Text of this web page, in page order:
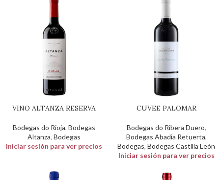
VINO ALTANZA RESERVA
Bodegas do Rioja, Bodegas
Altanza, Bodegas
Iniciar sesión para ver precios
CUVEE PALOMAR
Bodegas do Ribera Duero,
Bodegas Abadia Retuerta,
Bodegas, Bodegas Castilla León
Iniciar sesión para ver precios